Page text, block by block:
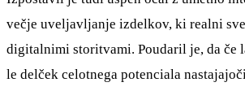
večje uveljavljanje izdelkov, ki realni
digitalnimi storitvami. Poudaril je, da če
le delček celotnega potenciala